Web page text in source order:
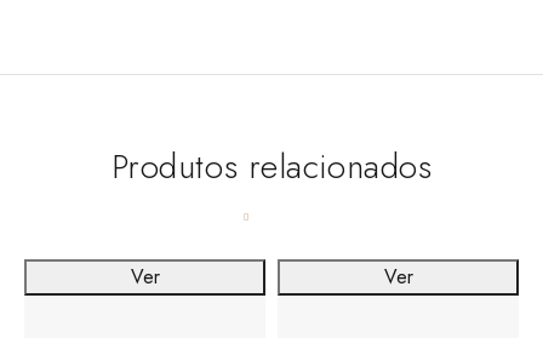
Produtos relacionados
Ver Ver